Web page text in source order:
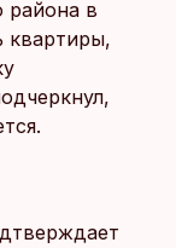
района в
квартиры,